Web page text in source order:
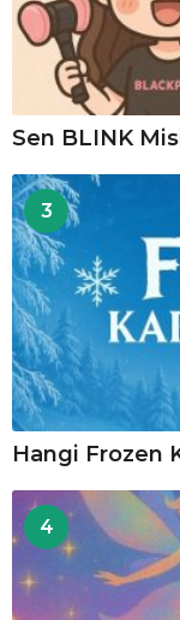
Sen BLINK
3
Hangi Frozen
4